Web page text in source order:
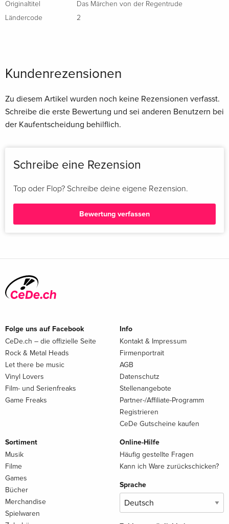
Originaltitel
Das Märchen von der Regentrude
Ländercode
2
Kundenrezensionen
Zu diesem Artikel wurden noch keine Rezensionen verfasst.
Schreibe die erste Bewertung und sei anderen Benutzern bei
der Kaufentscheidung behilflich.
Schreibe eine Rezension
Top oder Flop? Schreibe deine eigene Rezension.
Bewertung verfassen
Folge uns auf Facebook
CeDe.ch – die offizielle Seite
Rock & Metal Heads
Let there be music
Vinyl Lovers
Film- und Serienfreaks
Game Freaks
Info
Kontakt & Impressum
Firmenportrait
AGB
Datenschutz
Stellenangebote
Partner-/Affiliate-Programm
Registrieren
CeDe Gutscheine kaufen
Sortiment
Musik
Filme
Games
Bücher
Merchandise
Spielwaren
Online-Hilfe
Häufig gestellte Fragen
Kann ich Ware zurückschicken?
Sprache